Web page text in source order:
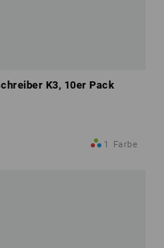
K3, 10er Pack
1 Farbe